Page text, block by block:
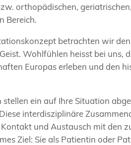
orthopädischen,
Bereich.
betrachten wir
Wohlfühlen heisst bei uns,
Europas erleben und den
stellen ein auf Ihre Situation
interdisziplinäre
und Austausch mit den
Ziel: Sie als Patientin oder